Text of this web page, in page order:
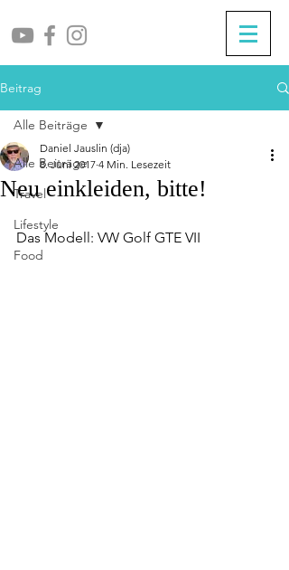
Beitrag
Alle Beiträge
Travel
Lifestyle
Food
Alle Beiträge
Neu einkleiden, bitte!
Daniel Jauslin (dja)
8. Juni 2017 4 Min. Lesezeit
Das Modell: VW Golf GTE VII